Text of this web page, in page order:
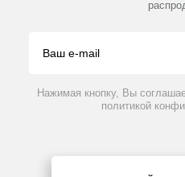
Контакты
Нажимая кнопку, Вы
политикой